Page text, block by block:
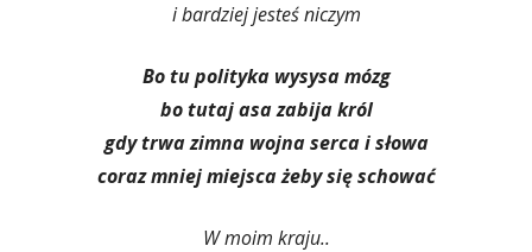
i bardziej jesteś niczym
Bo tu polityka wysysa mózg
bo tutaj asa zabija król
gdy trwa zimna wojna serca i słowa
coraz mniej miejsca żeby się schować
W moim kraju..